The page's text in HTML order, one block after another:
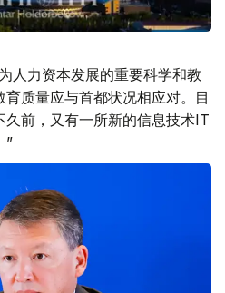
人力资本发展的重要科学和教
质量应与首都状况相应对。目
久前，又有一所新的信息技术IT
”